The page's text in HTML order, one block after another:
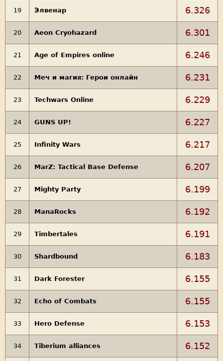
19 Элвенар 6.326
20 Aeon Cryohazard 6.301
21 Age of Empires online 6.246
22 Меч и магия: Герои онлайн 6.231
23 Techwars Online 6.229
24 GUNS UP! 6.227
25 Infinity Wars 6.217
26 MarZ: Tactical Base Defense 6.207
27 Mighty Party 6.199
28 ManaRocks 6.192
29 Timbertales 6.191
30 Shardbound 6.183
31 Dark Forester 6.155
32 Echo of Combats 6.155
33 Hero Defense 6.153
34 Tiberium alliances 6.152